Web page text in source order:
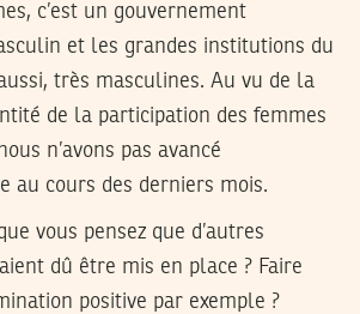
c’est un gouvernement
et les grandes institutions du
très masculines. Au vu de la
de la participation des femmes
n’avons pas avancé
au cours des derniers mois.
vous pensez que d’autres
dû être mis en place ? Faire
positive par exemple ?